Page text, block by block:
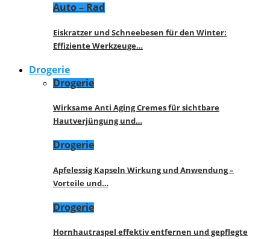
Auto – Rad
Eiskratzer und Schneebesen für den Winter:
Effiziente Werkzeuge…
Drogerie
Drogerie
Wirksame Anti Aging Cremes für sichtbare
Hautverjüngung und…
Drogerie
Apfelessig Kapseln Wirkung und Anwendung –
Vorteile und…
Drogerie
Hornhautraspel effektiv entfernen und gepflegte